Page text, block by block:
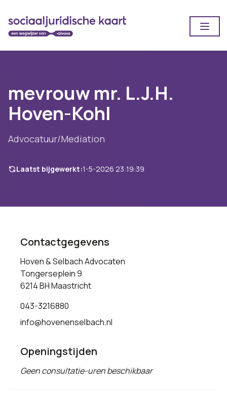
mevrouw mr. L.J.H.
Hoven-Kohl
Advocatuur/Mediation
Laatst bijgewerkt:1-5-2026 23:19:39
Contactgegevens
Hoven & Selbach Advocaten
Tongerseplein 9
6214 BH Maastricht
043-3216880
info@hovenenselbach.nl
Openingstijden
Geen consultatie-uren beschikbaar